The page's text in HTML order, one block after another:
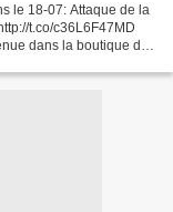
le 18-07: Attaque de la
t.co/c36L6F47MD
dans la boutique du